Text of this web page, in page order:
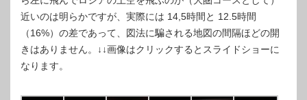
近いのは明らかですが、実際には 14,5時間と 12.5時間
（16%）の差であって、図法に騙される地図の間隔ほどの開
きはありません。↓↓画像はクリックするとスライドショーに
なります。